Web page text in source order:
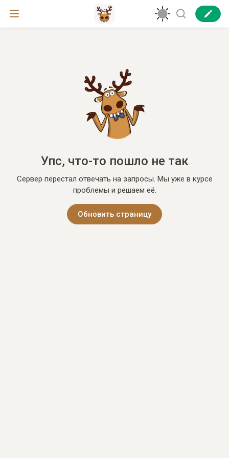
Упс, что-то пошло не так
Сервер перестал отвечать на запросы. Мы уже в курсе
проблемы и решаем её.
Обновить страницу